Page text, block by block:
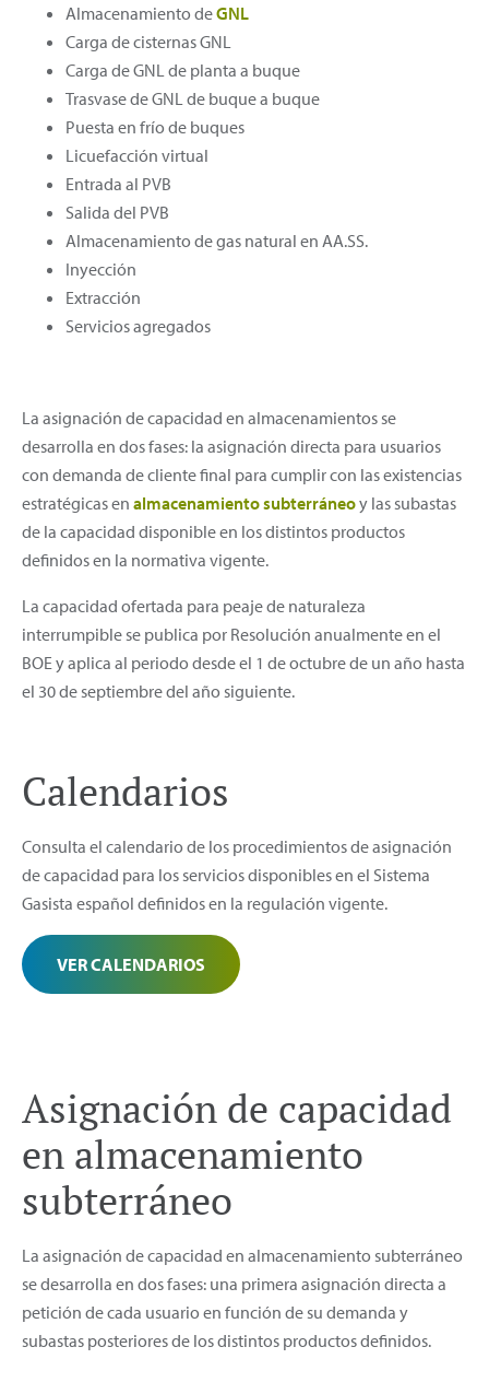
Almacenamiento deGNL
Carga de cisternas GNL
Carga de GNL de planta a buque
Trasvase de GNL de buque a buque
Puesta en frío de buques
Licuefacción virtual
Entrada al PVB
Salida del PVB
Almacenamiento de gas natural en AA.SS.
Inyección
Extracción
Servicios agregados
La asignación de capacidad en almacenamientos se
desarrolla en dos fases: la asignación directa para usuarios
con demanda de cliente final para cumplir con las existencias
estratégicas en almacenamiento subterráneoy las subastas
de la capacidad disponible en los distintos productos
definidos en la normativa vigente.
La capacidad ofertada para peaje de naturaleza
interrumpible se publica por Resolución anualmente en el
BOE y aplica al periodo desde el 1 de octubre de un año hasta
el 30 de septiembre del año siguiente.
Calendarios
Consulta el calendario de los procedimientos de asignación
de capacidad para los servicios disponibles en el Sistema
Gasista español definidos en la regulación vigente.
VER CALENDARIOS
Asignación de capacidad
en almacenamiento
subterráneo
La asignación de capacidad en almacenamiento subterráneo
se desarrolla en dos fases: una primera asignación directa a
petición de cada usuario en función de su demanda y
subastas posteriores de los distintos productos definidos.